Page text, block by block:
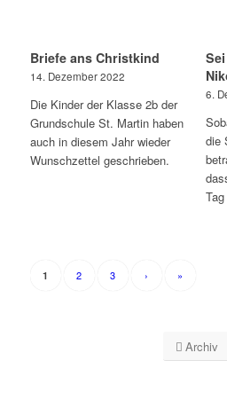
Brie­fe ans Christkind
14. Dezem­ber 2022
Die Kin­der der Klas­se 2b der
Grund­schu­le St. Mar­tin haben
auch in die­sem Jahr wie­der
Wunsch­zet­tel geschrieben.
6.
die
1 2 3 › »
Archiv